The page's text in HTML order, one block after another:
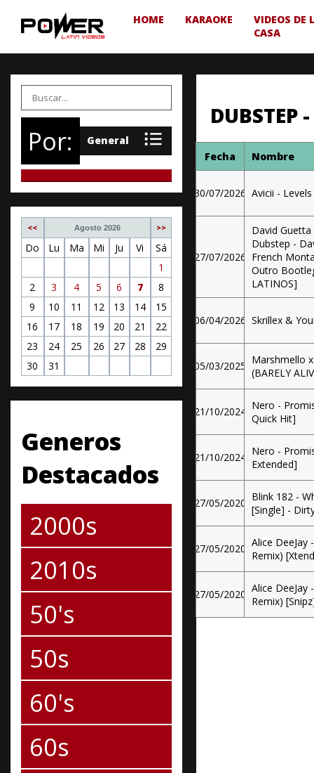
HOME KARAOKE
VIDEOS DE
CASA
Por:
<< Agosto 2026 >>
Do Lu Ma Mi Ju Vi
Sá
1
2
3 4 5 6 7
8
9
10 11 12 13 14
15
16
17 18 19 20 21
22
23
24 25 26 27 28
29
30
31
Generos
Destacados
2000s
2010s
50's
50s
60's
60s
DUBSTEP
Fecha Nombre
30/07/2026 Avicii -
27/07/2026
David Guetta
Dubstep -
French
Outro
LATINOS]
06/04/2026 Skrillex &
05/03/2025
Marshmello
(BARELY
21/10/2024
Nero -
Quick Hit]
21/10/2024
Nero -
Extended]
27/05/2020
Blink 182 -
[Single] -
27/05/2020 Alice DeeJay
Remix)
27/05/2020 Alice DeeJay
Remix)